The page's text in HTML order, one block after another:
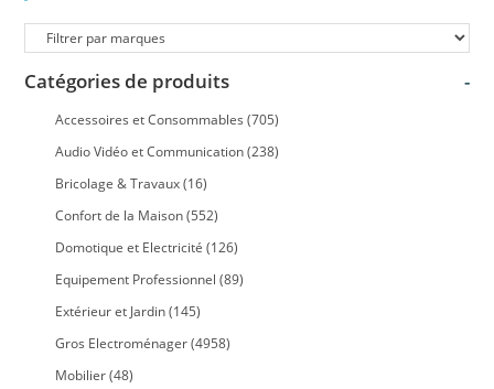
Catégories de produits -
Accessoires et Consommables (705)
Audio Vidéo et Communication (238)
Bricolage & Travaux (16)
Confort de la Maison (552)
Domotique et Electricité (126)
Equipement Professionnel (89)
Extérieur et Jardin (145)
Gros Electroménager (4958)
Mobilier (48)